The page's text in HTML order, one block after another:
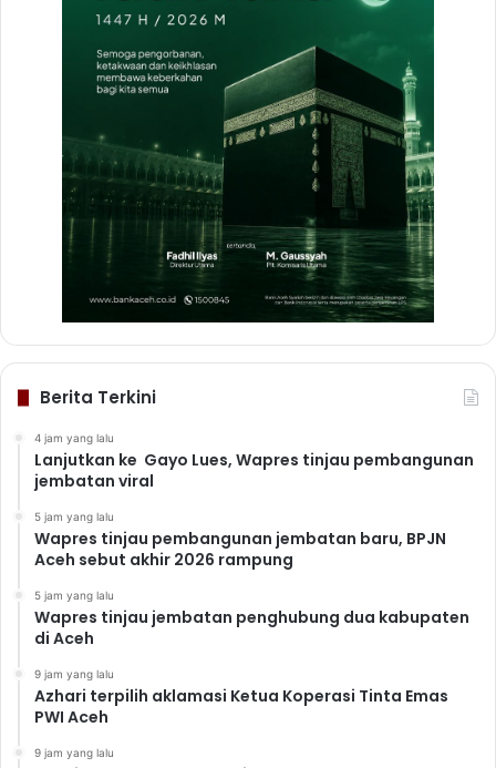
Berita Terkini
4 jam yang lalu
Lanjutkan ke Gayo Lues, Wapres tinjau pembangunan
jembatan viral
5 jam yang lalu
Wapres tinjau pembangunan jembatan baru, BPJN
Aceh sebut akhir 2026 rampung
5 jam yang lalu
Wapres tinjau jembatan penghubung dua kabupaten
di Aceh
9 jam yang lalu
Azhari terpilih aklamasi Ketua Koperasi Tinta Emas
PWI Aceh
9 jam yang lalu